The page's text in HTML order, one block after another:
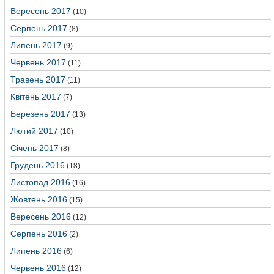
Вересень 2017 (10)
Серпень 2017 (8)
Липень 2017 (9)
Червень 2017 (11)
Травень 2017 (11)
Квітень 2017 (7)
Березень 2017 (13)
Лютий 2017 (10)
Січень 2017 (8)
Грудень 2016 (18)
Листопад 2016 (16)
Жовтень 2016 (15)
Вересень 2016 (12)
Серпень 2016 (2)
Липень 2016 (6)
Червень 2016 (12)